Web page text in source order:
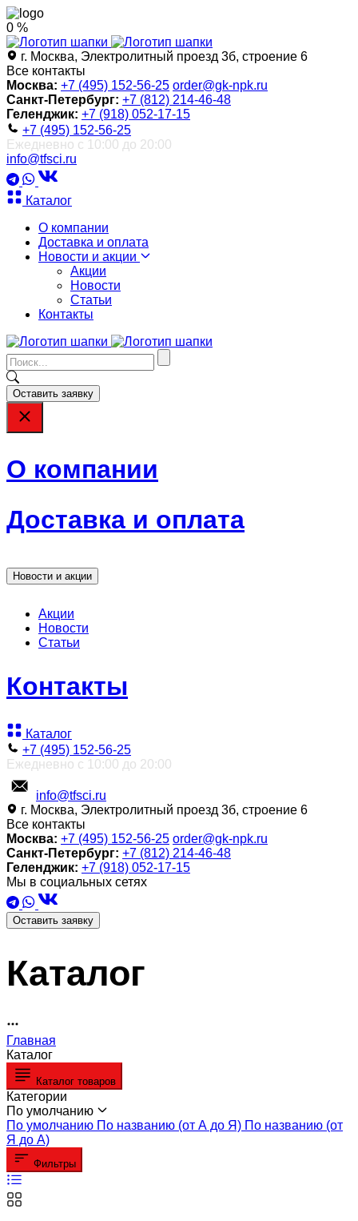
0 %
г. Москва, Электролитный проезд 3б, строение 6
Все контакты
Москва: +7 (495) 152-56-25 order@gk-npk.ru
Санкт-Петербург: +7 (812) 214-46-48
Геленджик: +7 (918) 052-17-15
+7 (495) 152-56-25
Ежедневно с 10:00 до 20:00
info@tfsci.ru
Каталог
О компании
Доставка и оплата
Новости и акции
Акции
Новости
Статьи
Контакты
Оставить заявку
О компании
Доставка и оплата
Новости и акции
Акции
Новости
Статьи
Контакты
Каталог
+7 (495) 152-56-25
Ежедневно с 10:00 до 20:00
info@tfsci.ru
г. Москва, Электролитный проезд 3б, строение 6
Все контакты
Москва: +7 (495) 152-56-25 order@gk-npk.ru
Санкт-Петербург: +7 (812) 214-46-48
Геленджик: +7 (918) 052-17-15
Мы в социальных сетях
Оставить заявку
Каталог
Главная
Каталог
Каталог товаров
Категории
По умолчанию
По умолчанию По названию (от А до Я) По названию (от
Я до А)
Фильтры